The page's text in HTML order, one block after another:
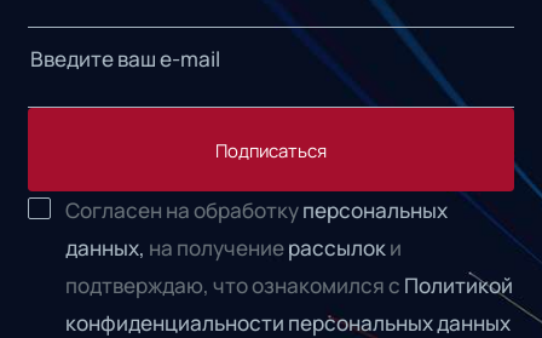
Подписаться
Согласен на обработкуперсональных
данных, на получениерассылоки
подтверждаю, что ознакомился с Политикой
конфиденциальности персональных данных